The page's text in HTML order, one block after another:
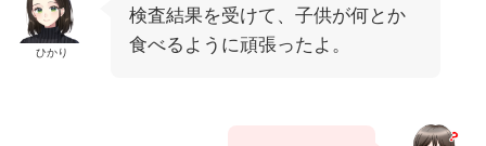
ひかり
検査結果を受けて、子供が何とか
食べるように頑張ったよ。